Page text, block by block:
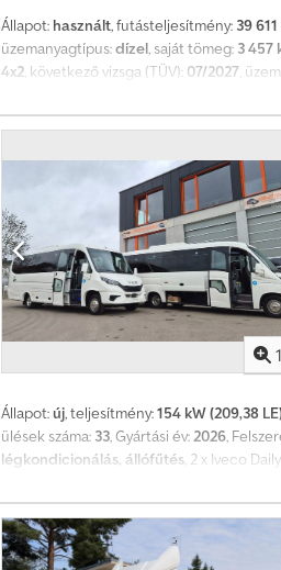
Állapot: használt, futásteljesítmény: 39
üzemanyagtípus:dízel, saját tömeg: 3 457
4x2, következő vizsga (TÜV): 07/2027,
kipörgésgátló, légkondicionálás,
H= 3,60 m / Sz= 2,20 m * Megengedett
Rádió, tempomat, blokkolásgátló
vezetőülés, klímaberendezés,
kormánykerék, kézi váltó, használt jármű,
1
Állapot:új, teljesítmény:154 kW (209,38
ülések száma: 33, Gyártási év:2026,
légkondicionálás, állófűtés, 2 x Iveco
Ferqui hivatalos képviselete
1960-as évek vége óta dolgozik
200 kg, ehhez Iveco garancia is tartozik.
tengely, Telma segédfék, LED